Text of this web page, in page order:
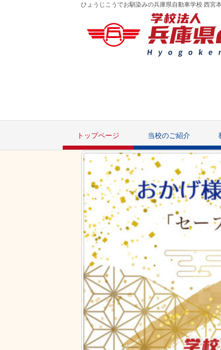
ひょうじこうでお馴染みの兵庫県自動車学校 西宮
トップページ 当校のご紹介